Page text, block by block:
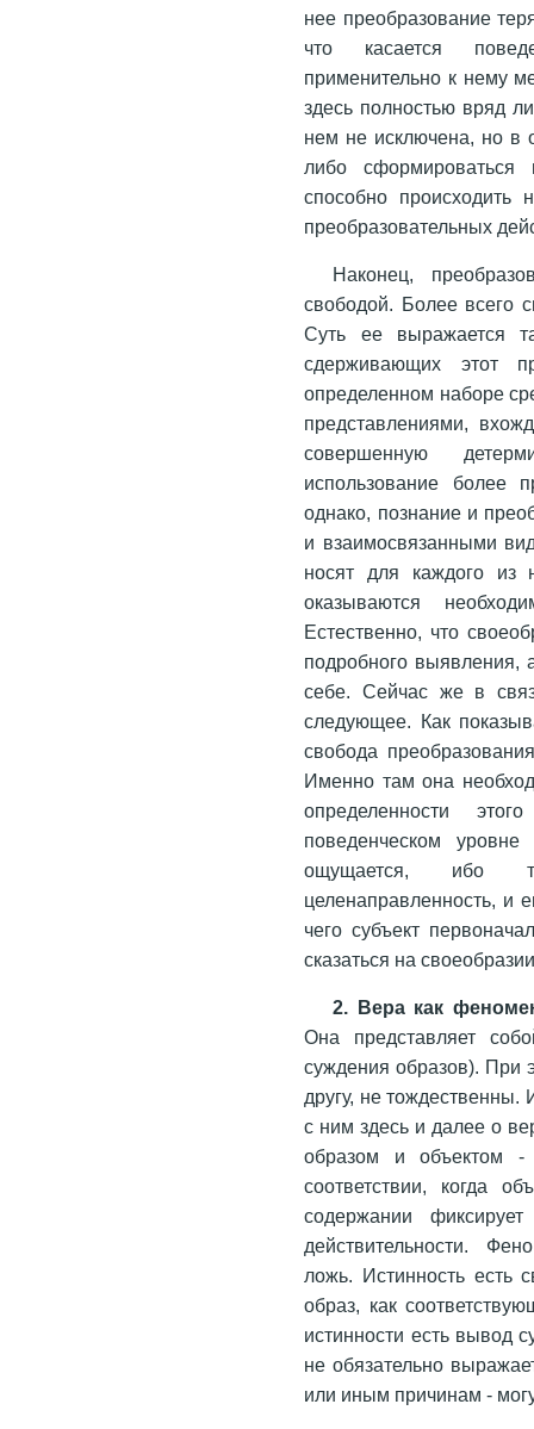
нее преобразование
что касается
применительно к нему
здесь полностью вряд
нем не исключена, но в
либо
способно
преобразовательных
Наконец,
свободой. Более всего
Суть ее выражается
сдерживающих этот
определенном наборе
представлениями,
совершенную
использование более
однако, познание и
и взаимосвязанными
носят для каждого из
оказываются
Естественно, что
подробного выявления,
себе. Сейчас же в
следующее. Как
свобода
Именно там она
определенности
поведенческом
ощущается, ибо
целенаправленность, и
чего субъект
сказаться на
2. Вера как
Она представляет
суждения образов). При
другу, не тождественны.
с ним здесь и далее о
образом и объектом -
соответствии, когда
содержании
действительности.
ложь. Истинность есть
образ, как
истинности есть вывод
не обязательно
или иным причинам -